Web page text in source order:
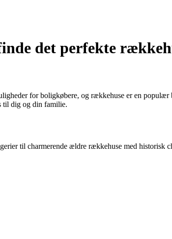
det perfekte
for boligkøbere, og rækkehuse er en
til dig og din familie.
til charmerende ældre rækkehuse med historisk